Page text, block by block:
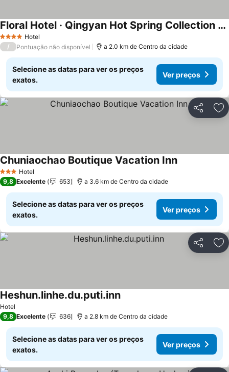
4 EstrelasHotel
Floral Hotel · Qingyan Hot Spring Collection Hotel
Ver preços
/ Pontuação não disponível a 2.0 km de Centro da cidade
Selecione as datas para ver os preços
exatos.
Ver preços
Partilhar
3 EstrelasHotel
Chuniaochao Boutique Vacation InnVer preços
9,8 Excelente 653 a 3.6 km de Centro da cidade
Selecione as datas para ver os preços
exatos.
Ver preços
Partilhar
Hotel
Heshun.linhe.du.puti.innVer preços
9,8 Excelente 636 a 2.8 km de Centro da cidade
Selecione as datas para ver os preços
exatos.
Ver preços